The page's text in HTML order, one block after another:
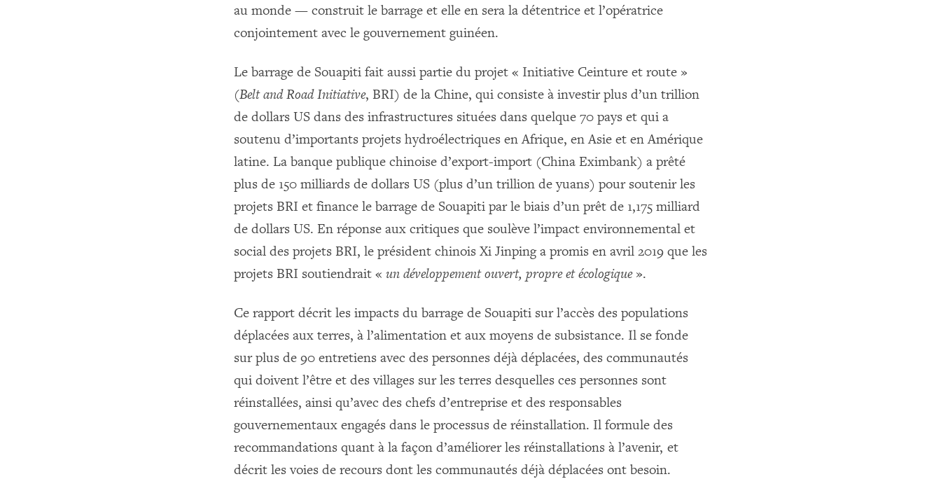
au monde — construit le barrage et elle en sera la détentrice et l’opératrice
conjointement avec le gouvernement guinéen.
Le barrage de Souapiti fait aussi partie du projet « Initiative Ceinture et route »
(Belt and Road Initiative, BRI) de la Chine, qui consiste à investir plus d’un trillion
de dollars US dans des infrastructures situées dans quelque 70 pays et qui a
soutenu d’importants projets hydroélectriques en Afrique, en Asie et en Amérique
latine. La banque publique chinoise d’export-import (China Eximbank) a prêté
plus de 150 milliards de dollars US (plus d’un trillion de yuans) pour soutenir les
projets BRI et finance le barrage de Souapiti par le biais d’un prêt de 1,175 milliard
de dollars US. En réponse aux critiques que soulève l’impact environnemental et
social des projets BRI, le président chinois Xi Jinping a promis en avril 2019 que les
projets BRI soutiendrait « un développement ouvert, propre et écologique».
Ce rapport décrit les impacts du barrage de Souapiti sur l’accès des populations
déplacées aux terres, à l’alimentation et aux moyens de subsistance. Il se fonde
sur plus de 90 entretiens avec des personnes déjà déplacées, des communautés
qui doivent l’être et des villages sur les terres desquelles ces personnes sont
réinstallées, ainsi qu’avec des chefs d’entreprise et des responsables
gouvernementaux engagés dans le processus de réinstallation. Il formule des
recommandations quant à la façon d’améliorer les réinstallations à l’avenir, et
décrit les voies de recours dont les communautés déjà déplacées ont besoin.